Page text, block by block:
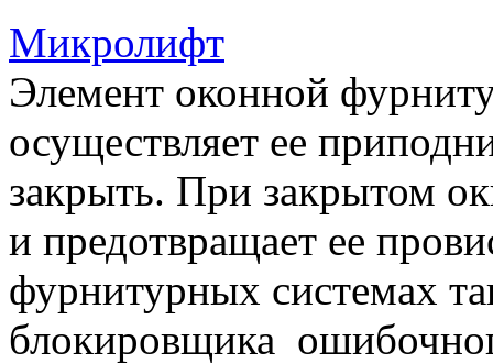
Микролифт
Элемент оконной
осуществляет ее
закрыть. При закрытом
и предотвращает ее
фурнитурных системах
блокировщика